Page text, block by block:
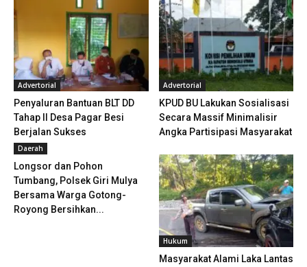
Advertorial
Penyaluran Bantuan BLT DD
Tahap II Desa Pagar Besi
Berjalan Sukses
Advertorial
KPUD BU Lakukan Sosialisasi
Secara Massif Minimalisir
Angka Partisipasi Masyarakat
Daerah
Longsor dan Pohon
Tumbang, Polsek Giri Mulya
Bersama Warga Gotong-
Royong Bersihkan...
Hukum
Masyarakat Alami Laka Lantas